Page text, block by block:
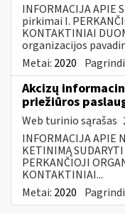
INFORMACIJA APIE
pirkimai I.
KONTAKTINIAI
organizacijos
Metai: 2020
Akcizų
priežiūros
Web turinio sąrašas
INFORMACIJA APIE
KETINIMĄ
PERKANČIOJI
KONTAKTINIAI...
Metai: 2020